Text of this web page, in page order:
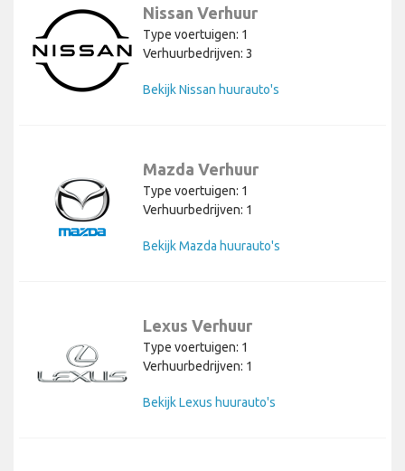
Nissan Verhuur
Type voertuigen: 1
Verhuurbedrijven: 3
Bekijk Nissan huurauto's
Mazda Verhuur
Type voertuigen: 1
Verhuurbedrijven: 1
Bekijk Mazda huurauto's
Lexus Verhuur
Type voertuigen: 1
Verhuurbedrijven: 1
Bekijk Lexus huurauto's